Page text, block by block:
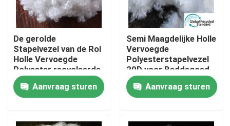
Kwaliteitscontrole
Contacteer ons
Vraag een offerte aan
Viscosestapelvezel
De gerolde
Stapelvezel van de Rol
Holle Vervoegde
Polyester recycleerde
51mm
Aanvraag sturen
Semi Maagdelijke Holle
Vervoegde
Polyesterstapelvezel
20D voor Beddegoed
Aanvraag sturen